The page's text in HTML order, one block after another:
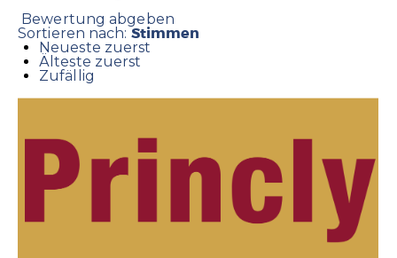
Bewertung abgeben
Sortieren nach: Stimmen
Neueste zuerst
Älteste zuerst
Zufällig